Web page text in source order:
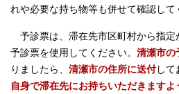
れや必要な持ち物等も併せて確認して
予診票は、滞在先市区町村から指定
予診票を使用してください。 清瀬市の
りましたら、 清瀬市の住所に送付して
自身で滞在先にお持ちいただきますよ